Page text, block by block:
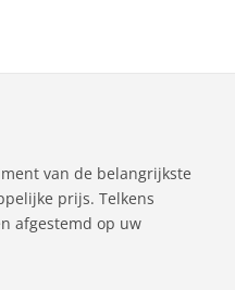
van de belangrijkste
prijs. Telkens
afgestemd op uw